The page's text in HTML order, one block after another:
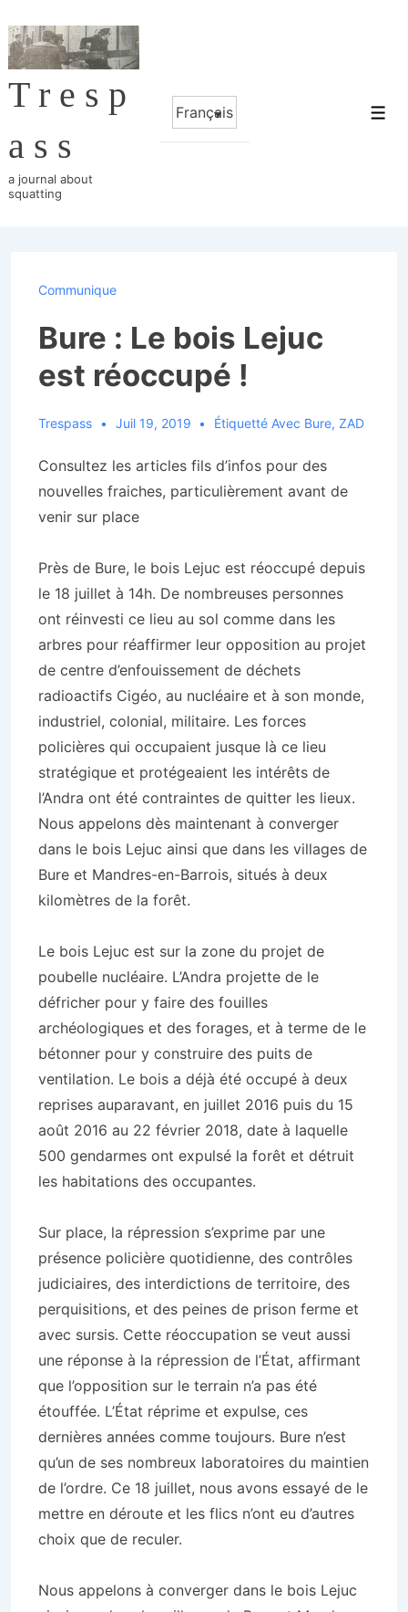
passer
au
contenu
Tresp
ass
a journal about
squatting
Choisir
une
Communique
Bure : Le bois Lejuc
est réoccupé !
Trespass Juil 19, 2019 Étiquetté Avec Bure,ZAD
Consultez les articles fils d’infos pour des
nouvelles fraiches, particulièrement avant de
venir sur place
Près de Bure, le bois Lejuc est réoccupé depuis
le 18 juillet à 14h. De nombreuses personnes
ont réinvesti ce lieu au sol comme dans les
arbres pour réaffirmer leur opposition au projet
de centre d’enfouissement de déchets
radioactifs Cigéo, au nucléaire et à son monde,
industriel, colonial, militaire. Les forces
policières qui occupaient jusque là ce lieu
stratégique et protégeaient les intérêts de
l’Andra ont été contraintes de quitter les lieux.
Nous appelons dès maintenant à converger
dans le bois Lejuc ainsi que dans les villages de
Bure et Mandres-en-Barrois, situés à deux
kilomètres de la forêt.
Le bois Lejuc est sur la zone du projet de
poubelle nucléaire. L’Andra projette de le
défricher pour y faire des fouilles
archéologiques et des forages, et à terme de le
bétonner pour y construire des puits de
ventilation. Le bois a déjà été occupé à deux
reprises auparavant, en juillet 2016 puis du 15
août 2016 au 22 février 2018, date à laquelle
500 gendarmes ont expulsé la forêt et détruit
les habitations des occupantes.
Sur place, la répression s’exprime par une
présence policière quotidienne, des contrôles
judiciaires, des interdictions de territoire, des
perquisitions, et des peines de prison ferme et
avec sursis. Cette réoccupation se veut aussi
une réponse à la répression de l’État, affirmant
que l’opposition sur le terrain n’a pas été
étouffée. L’État réprime et expulse, ces
dernières années comme toujours. Bure n’est
qu’un de ses nombreux laboratoires du maintien
de l’ordre. Ce 18 juillet, nous avons essayé de le
mettre en déroute et les flics n’ont eu d’autres
choix que de reculer.
Nous appelons à converger dans le bois Lejuc